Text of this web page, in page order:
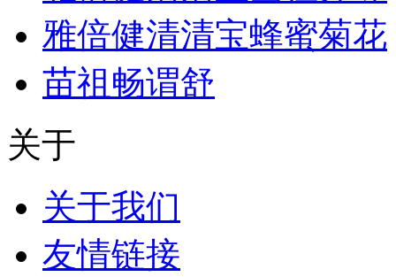
雅倍健清清宝蜂蜜菊花
苗祖畅谓舒
关于
关于我们
友情链接